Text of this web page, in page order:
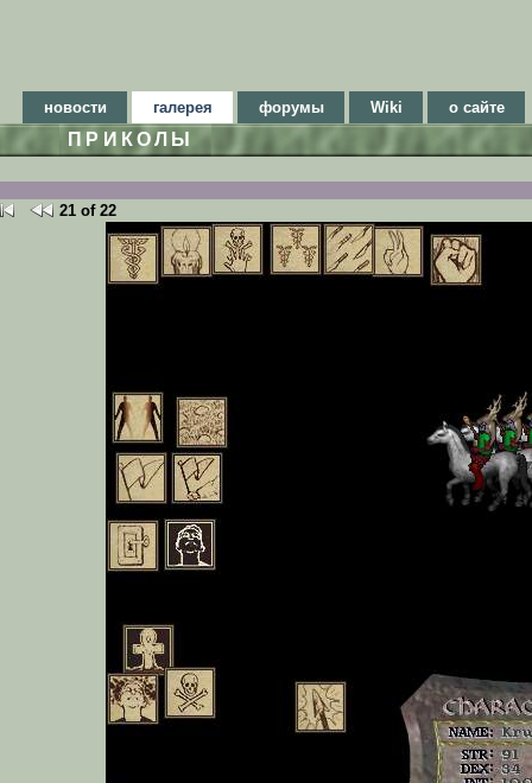
новости галерея форумы Wiki о сайте
ПРИКОЛЫ
21 of 22